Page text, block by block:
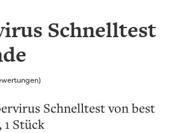
Schnelltest
Schnelltest von best
1 Stück